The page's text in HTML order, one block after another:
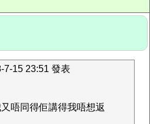
7-15 23:51 發表
唔同得佢講得我唔想返